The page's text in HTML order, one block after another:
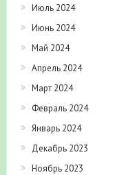
Июль 2024
Июнь 2024
Май 2024
Апрель 2024
Март 2024
Февраль 2024
Январь 2024
Декабрь 2023
Ноябрь 2023